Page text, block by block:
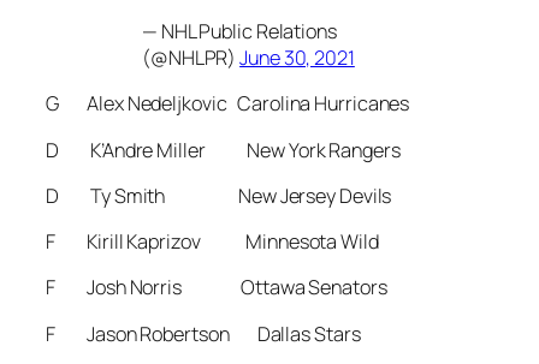
— NHL Public Relations
(@NHLPR)June 30, 2021
G Alex Nedeljkovic Carolina Hurricanes
D K’Andre Miller New York Rangers
D Ty Smith New Jersey Devils
F Kirill Kaprizov Minnesota Wild
F Josh Norris Ottawa Senators
F Jason Robertson Dallas Stars